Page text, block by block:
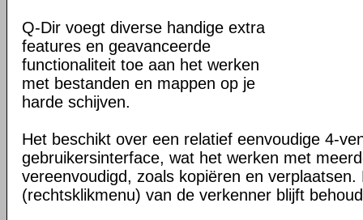
Q-Dir voegt diverse handige extra
features en geavanceerde
functionaliteit toe aan het werken
met bestanden en mappen op je
harde schijven.
Het beschikt over een relatief eenvoudige 4-
gebruikersinterface, wat het werken met
vereenvoudigd, zoals kopiëren en
(rechtsklikmenu) van de verkenner blijft